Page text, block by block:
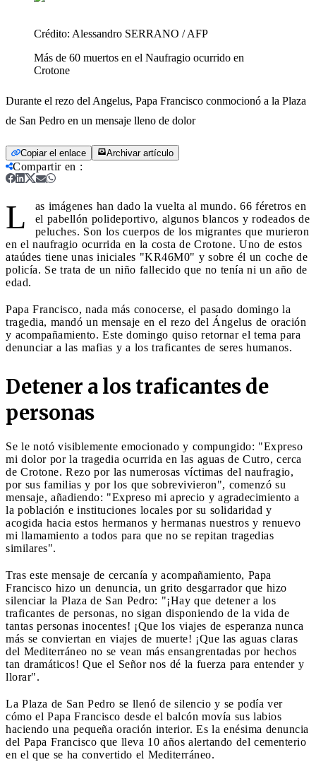
Crédito: Alessandro SERRANO / AFP
Más de 60 muertos en el Naufragio ocurrido en
Crotone
Durante el rezo del Angelus, Papa Francisco conmocionó a la Plaza
de San Pedro en un mensaje lleno de dolor
Copiar el enlace Archivar artículo
Compartir en :
L
as imágenes han dado la vuelta al mundo. 66 féretros en
el pabellón polideportivo, algunos blancos y rodeados de
peluches. Son los cuerpos de los migrantes que murieron
en el naufragio ocurrida en la costa de Crotone. Uno de estos
ataúdes tiene unas iniciales "KR46M0" y sobre él un coche de
policía. Se trata de un niño fallecido que no tenía ni un año de
edad.
Papa Francisco, nada más conocerse, el pasado domingo la
tragedia, mandó un mensaje en el rezo del Ángelus de oración
y acompañamiento. Este domingo quiso retornar el tema para
denunciar a las mafias y a los traficantes de seres humanos.
Detener a los traficantes de
personas
Se le notó visiblemente emocionado y compungido: "Expreso
mi dolor por la tragedia ocurrida en las aguas de Cutro, cerca
de Crotone. Rezo por las numerosas víctimas del naufragio,
por sus familias y por los que sobrevivieron", comenzó su
mensaje, añadiendo: "Expreso mi aprecio y agradecimiento a
la población e instituciones locales por su solidaridad y
acogida hacia estos hermanos y hermanas nuestros y renuevo
mi llamamiento a todos para que no se repitan tragedias
similares".
Tras este mensaje de cercanía y acompañamiento, Papa
Francisco hizo un denuncia, un grito desgarrador que hizo
silenciar la Plaza de San Pedro: "¡Hay que detener a los
traficantes de personas, no sigan disponiendo de la vida de
tantas personas inocentes! ¡Que los viajes de esperanza nunca
más se conviertan en viajes de muerte! ¡Que las aguas claras
del Mediterráneo no se vean más ensangrentadas por hechos
tan dramáticos! Que el Señor nos dé la fuerza para entender y
llorar".
La Plaza de San Pedro se llenó de silencio y se podía ver
cómo el Papa Francisco desde el balcón movía sus labios
haciendo una pequeña oración interior. Es la enésima denuncia
del Papa Francisco que lleva 10 años alertando del cementerio
en el que se ha convertido el Mediterráneo.